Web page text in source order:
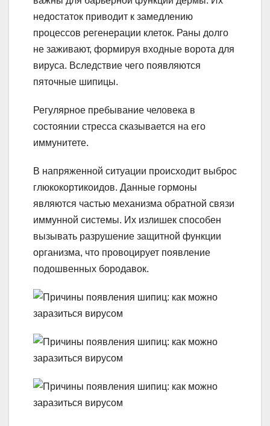
недостаток приводит к замедлению
процессов регенерации клеток. Раны долго
не заживают, формируя входные ворота для
вируса. Вследствие чего появляются
пяточные шипицы.
Регулярное пребывание человека в
состоянии стресса сказывается на его
иммунитете.
В напряженной ситуации происходит выброс
глюкокортикоидов. Данные гормоны
являются частью механизма обратной связи
иммунной системы. Их излишек способен
вызывать разрушение защитной функции
организма, что провоцирует появление
подошвенных бородавок.